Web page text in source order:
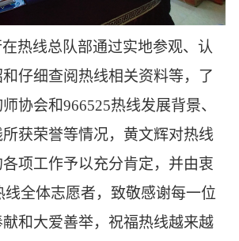
热线总队部通过实地参观、认
仔细查阅热线相关资料等，了
协会和966525热线发展背景、
获荣誉等情况，黄文辉对热线
项工作予以充分肯定，并由衷
线全体志愿者，致敬感谢每一位
和大爱善举，祝福热线越来越